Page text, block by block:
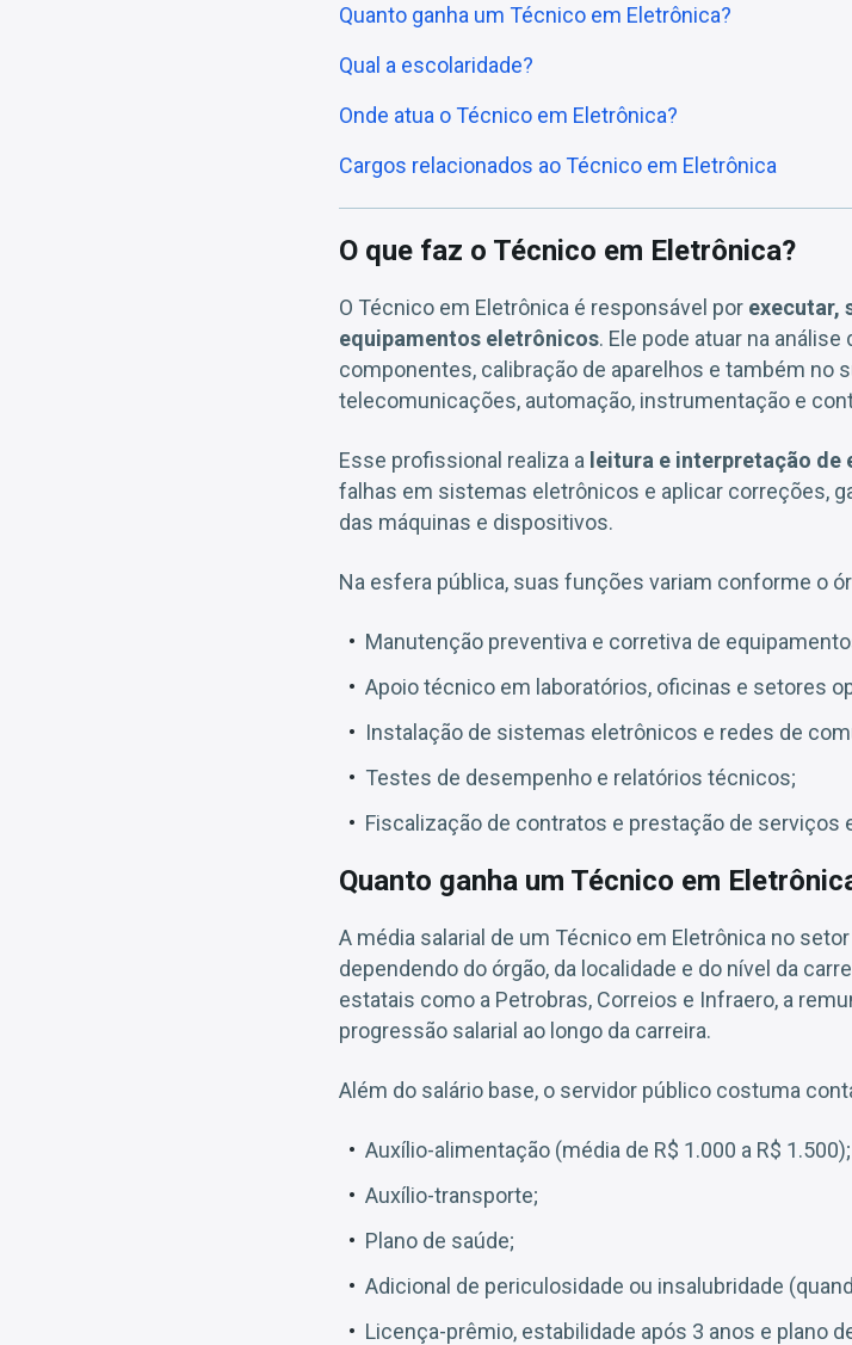
Quanto ganha um Técnico em Eletrônica?
Qual a escolaridade?
Onde atua o Técnico em Eletrônica?
Cargos relacionados ao Técnico em Eletrônica
O que faz o Técnico em Eletrônica?
O Técnico em Eletrônica é responsável por executar,
equipamentos eletrônicos. Ele pode atuar na
componentes, calibração de aparelhos e também no
telecomunicações, automação, instrumentação e
Esse profissional realiza a leitura e interpretação de
falhas em sistemas eletrônicos e aplicar correções,
das máquinas e dispositivos.
Na esfera pública, suas funções variam conforme o
Manutenção preventiva e corretiva de
Apoio técnico em laboratórios, oficinas e setores
Instalação de sistemas eletrônicos e redes de
Testes de desempenho e relatórios técnicos;
Fiscalização de contratos e prestação de serviços
Quanto ganha um Técnico em
A média salarial de um Técnico em Eletrônica no
dependendo do órgão, da localidade e do nível da
estatais como a Petrobras, Correios e Infraero, a
progressão salarial ao longo da carreira.
Além do salário base, o servidor público costuma
Auxílio-alimentação (média de R$ 1.000 a R$ 1.500);
Auxílio-transporte;
Plano de saúde;
Adicional de periculosidade ou insalubridade
Licença-prêmio, estabilidade após 3 anos e plano